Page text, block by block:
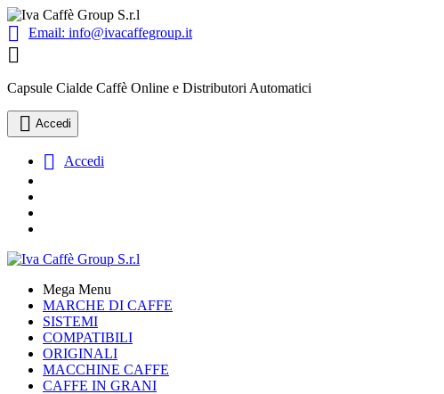
 Email: info@ivacaffegroup.it

Capsule Cialde Caffè Online e Distributori Automatici
 Accedi
 Accedi
Mega Menu
MARCHE DI CAFFE
SISTEMI
COMPATIBILI
ORIGINALI
MACCHINE CAFFE
CAFFE IN GRANI